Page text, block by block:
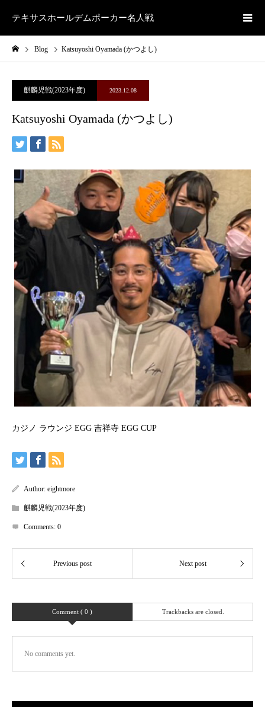
テキサスホールデムポーカー名人戦
Blog Katsuyoshi Oyamada (かつよし)
麒麟児戦(2023年度) 2023.12.08
Katsuyoshi Oyamada (かつよし)
カジノ ラウンジ EGG 吉祥寺 EGG CUP
Author: eightmore
麒麟児戦(2023年度)
Comments: 0
Comment ( 0 ) Trackbacks are closed.
No comments yet.